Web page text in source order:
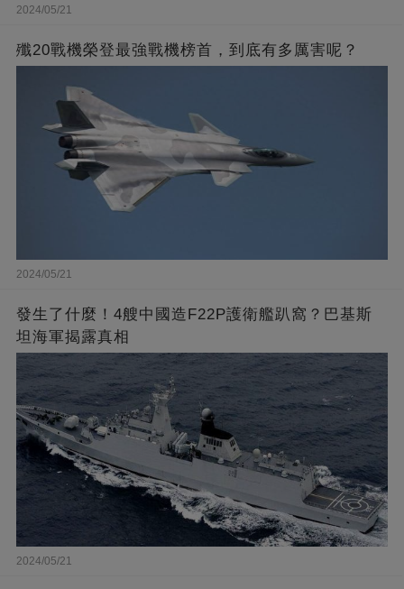
2024/05/21
殲20戰機榮登最強戰機榜首，到底有多厲害呢？
2024/05/21
發生了什麼！4艘中國造F22P護衛艦趴窩？巴基斯
坦海軍揭露真相
2024/05/21